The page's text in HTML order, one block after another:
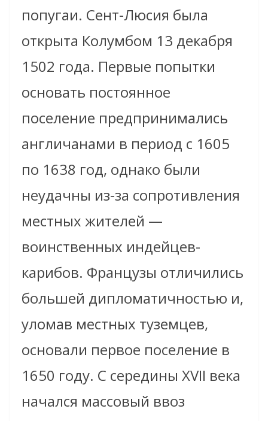
попугаи. Сент-Люсия была
открыта Колумбом 13 декабря
1502 года. Первые попытки
основать постоянное
поселение предпринимались
англичанами в период с 1605
по 1638 год, однако были
неудачны из-за сопротивления
местных жителей —
воинственных индейцев-
карибов. Французы отличились
большей дипломатичностью и,
уломав местных туземцев,
основали первое поселение в
1650 году. С середины XVII века
начался массовый ввоз